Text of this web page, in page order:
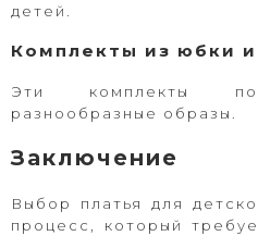
детей.
Комплекты из юбки и
Эти комплекты
разнообразные образы.
Заключение
Выбор платья для
процесс, который